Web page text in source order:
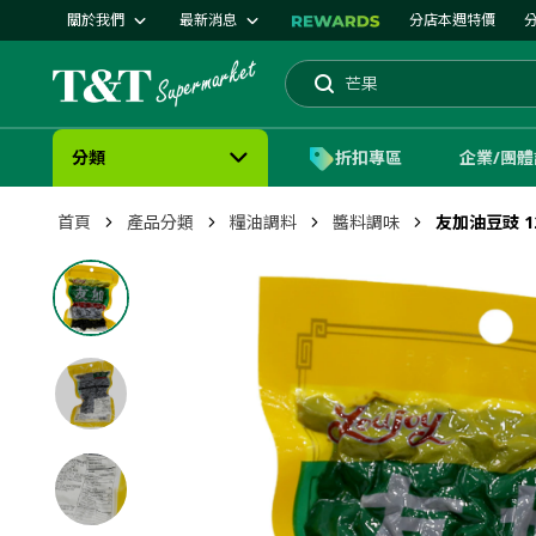
關於我們 最新消息 分店本週特價
芒果
蛋糕
搜索
分類 折扣專區 企業/團
首頁 產品分類 糧油調料 醬料調味 友加油豆豉